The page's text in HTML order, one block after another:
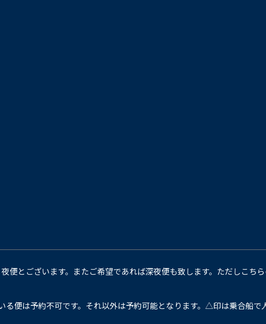
便とございます。またご希望であれば深夜便も致します。ただしこち
る便は予約不可です。それ以外は予約可能となります。△印は乗合船